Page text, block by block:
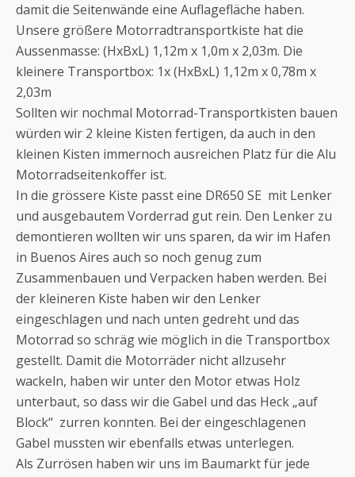
damit die Seitenwände eine Auflagefläche haben.
Unsere größere Motorradtransportkiste hat die
Aussenmasse: (HxBxL) 1,12m x 1,0m x 2,03m. Die
kleinere Transportbox: 1x (HxBxL) 1,12m x 0,78m x
2,03m
Sollten wir nochmal Motorrad-Transportkisten bauen
würden wir 2 kleine Kisten fertigen, da auch in den
kleinen Kisten immernoch ausreichen Platz für die Alu
Motorradseitenkoffer ist.
In die grössere Kiste passt eine DR650 SE mit Lenker
und ausgebautem Vorderrad gut rein. Den Lenker zu
demontieren wollten wir uns sparen, da wir im Hafen
in Buenos Aires auch so noch genug zum
Zusammenbauen und Verpacken haben werden. Bei
der kleineren Kiste haben wir den Lenker
eingeschlagen und nach unten gedreht und das
Motorrad so schräg wie möglich in die Transportbox
gestellt. Damit die Motorräder nicht allzusehr
wackeln, haben wir unter den Motor etwas Holz
unterbaut, so dass wir die Gabel und das Heck „auf
Block“ zurren konnten. Bei der eingeschlagenen
Gabel mussten wir ebenfalls etwas unterlegen.
Als Zurrösen haben wir uns im Baumarkt für jede